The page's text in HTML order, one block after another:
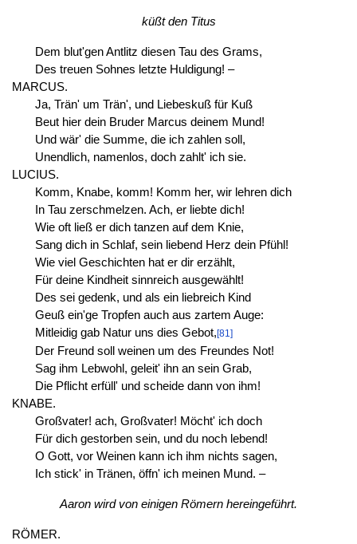
küßt den Titus
Dem blut'gen Antlitz diesen Tau des Grams,
Des treuen Sohnes letzte Huldigung! –
MARCUS.
Ja, Trän' um Trän', und Liebeskuß für Kuß
Beut hier dein Bruder Marcus deinem Mund!
Und wär' die Summe, die ich zahlen soll,
Unendlich, namenlos, doch zahlt' ich sie.
LUCIUS.
Komm, Knabe, komm! Komm her, wir lehren dich
In Tau zerschmelzen. Ach, er liebte dich!
Wie oft ließ er dich tanzen auf dem Knie,
Sang dich in Schlaf, sein liebend Herz dein Pfühl!
Wie viel Geschichten hat er dir erzählt,
Für deine Kindheit sinnreich ausgewählt!
Des sei gedenk, und als ein liebreich Kind
Geuß ein'ge Tropfen auch aus zartem Auge:
Mitleidig gab Natur uns dies Gebot,[81]
Der Freund soll weinen um des Freundes Not!
Sag ihm Lebwohl, geleit' ihn an sein Grab,
Die Pflicht erfüll' und scheide dann von ihm!
KNABE.
Großvater! ach, Großvater! Möcht' ich doch
Für dich gestorben sein, und du noch lebend!
O Gott, vor Weinen kann ich ihm nichts sagen,
Ich stick' in Tränen, öffn' ich meinen Mund. –
Aaron wird von einigen Römern hereingeführt.
RÖMER.